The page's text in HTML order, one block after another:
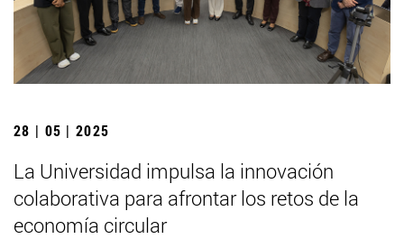
28 | 05 | 2025
La Universidad impulsa la innovación
colaborativa para afrontar los retos de la
economía circular